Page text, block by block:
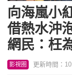
向海嵐小
借熱水沖
網民：枉
影視圈 更新時間：